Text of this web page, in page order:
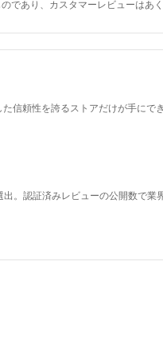
であり、カスタマーレビューはあ
信頼性を誇るストアだけが手にで
。認証済みレビューの公開数で業